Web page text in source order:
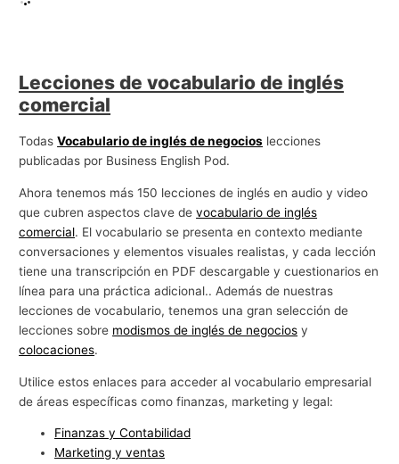
Lecciones de vocabulario de inglés
comercial
TodasVocabulario de inglés de negocios lecciones
publicadas por Business English Pod.
Ahora tenemos más 150 lecciones de inglés en audio y video
que cubren aspectos clave devocabulario de inglés
comercial. El vocabulario se presenta en contexto mediante
conversaciones y elementos visuales realistas, y cada lección
tiene una transcripción en PDF descargable y cuestionarios en
línea para una práctica adicional.. Además de nuestras
lecciones de vocabulario, tenemos una gran selección de
lecciones sobre modismos de inglés de negocios y
colocaciones.
Utilice estos enlaces para acceder al vocabulario empresarial
de áreas específicas como finanzas, marketing y legal:
Finanzas y Contabilidad
Marketing y ventas